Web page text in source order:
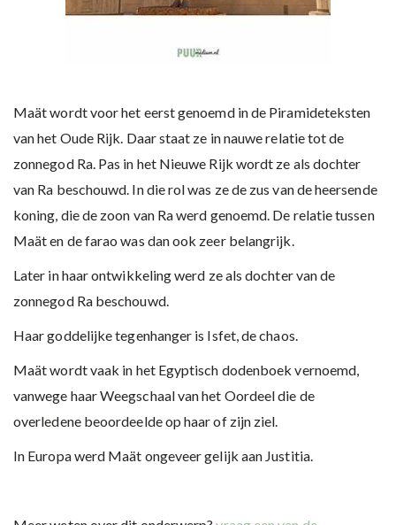
Maät wordt voor het eerst genoemd in de Piramideteksten
van het Oude Rijk. Daar staat ze in nauwe relatie tot de
zonnegod Ra. Pas in het Nieuwe Rijk wordt ze als dochter
van Ra beschouwd. In die rol was ze de zus van de heersende
koning, die de zoon van Ra werd genoemd. De relatie tussen
Maät en de farao was dan ook zeer belangrijk.
Later in haar ontwikkeling werd ze als dochter van de
zonnegod Ra beschouwd.
Haar goddelijke tegenhanger is Isfet, de chaos.
Maät wordt vaak in het Egyptisch dodenboek vernoemd,
vanwege haar Weegschaal van het Oordeel die de
overledene beoordeelde op haar of zijn ziel.
In Europa werd Maät ongeveer gelijk aan Justitia.